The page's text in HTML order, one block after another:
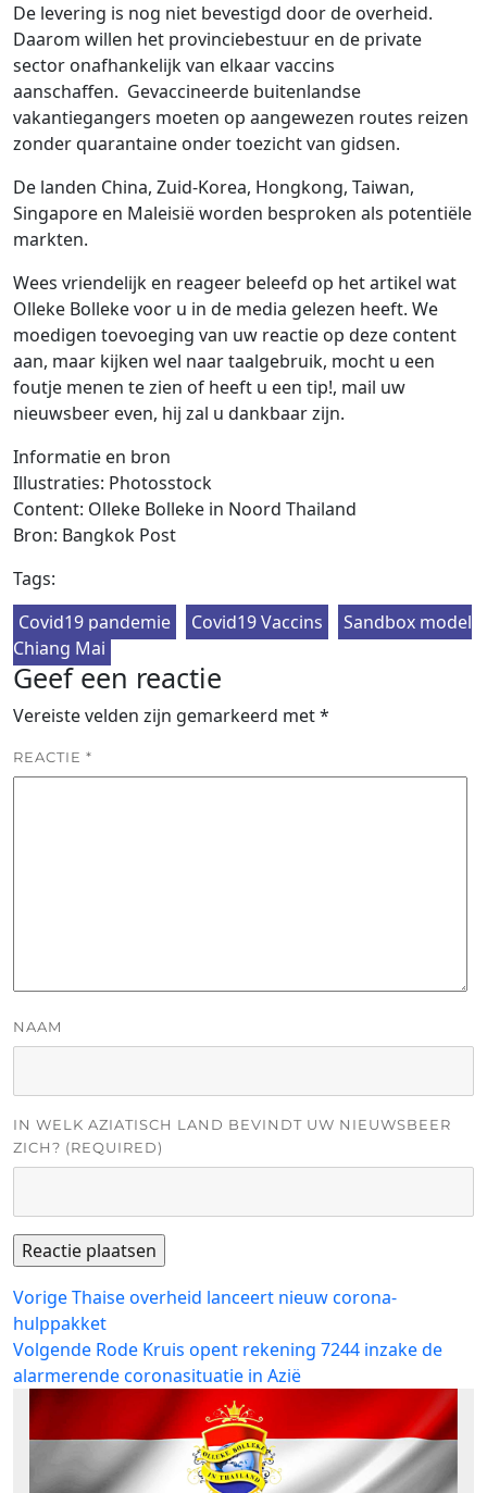
De levering is nog niet bevestigd door de overheid.
Daarom willen het provinciebestuur en de private
sector onafhankelijk van elkaar vaccins
aanschaffen. Gevaccineerde buitenlandse
vakantiegangers moeten op aangewezen routes reizen
zonder quarantaine onder toezicht van gidsen.
De landen China, Zuid-Korea, Hongkong, Taiwan,
Singapore en Maleisië worden besproken als potentiële
markten.
Wees vriendelijk en reageer beleefd op het artikel wat
Olleke Bolleke voor u in de media gelezen heeft. We
moedigen toevoeging van uw reactie op deze content
aan, maar kijken wel naar taalgebruik, mocht u een
foutje menen te zien of heeft u een tip!, mail uw
nieuwsbeer even, hij zal u dankbaar zijn.
Informatie en bron
Illustraties: Photosstock
Content: Olleke Bolleke in Noord Thailand
Bron: Bangkok Post
Tags:
Covid19 pandemie
Covid19 Vaccins
Sandbox model
Chiang Mai
Geef een reactie
Vereiste velden zijn gemarkeerd met*
REACTIE *
NAAM
IN WELK AZIATISCH LAND BEVINDT UW NIEUWSBEER
ZICH? (REQUIRED)
Bericht
navigatie
VorigeVorig
bericht:
Thaise overheid lanceert nieuw corona-
hulppakket
Volgende Volgend
bericht:
Rode Kruis opent rekening 7244 inzake de
alarmerende coronasituatie in Azië